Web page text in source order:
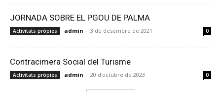
JORNADA SOBRE EL PGOU DE PALMA
Activitats pròpies admin - 3 de desembre de 2021 0
Contracimera Social del Turisme
Activitats pròpies admin - 20 d'octubre de 2023 0